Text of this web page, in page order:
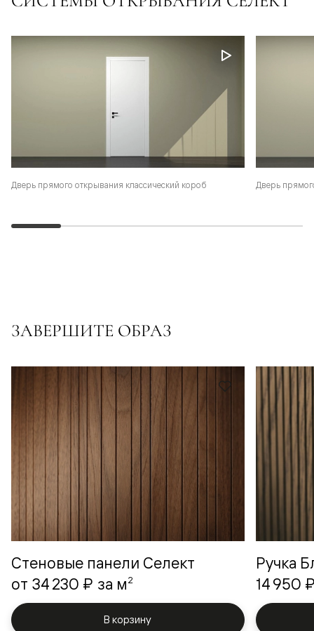
Дверь прямого открывания классический короб Дверь
ЗАВЕРШИТЕ ОБРАЗ
Стеновые панели Селект
от 34 230 ₽ за м2
В корзину
Ручка
14 950